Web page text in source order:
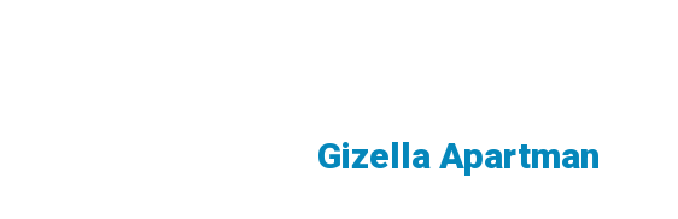
Gizella Apartman